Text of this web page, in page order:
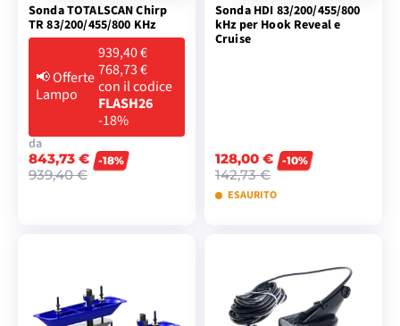
Sonda TOTALSCAN Chirp
TR 83/200/455/800 KHz
📢Offerte
Lampo
939,40 €
768,73 €
con il codice
FLASH26
-18%
da
843,73 €
939,40 €
-18%
Sonda HDI 83/200/455/800
kHz per Hook Reveal e
Cruise
128,00 €
142,73 €
-10%
ESAURITO
CARRELLO